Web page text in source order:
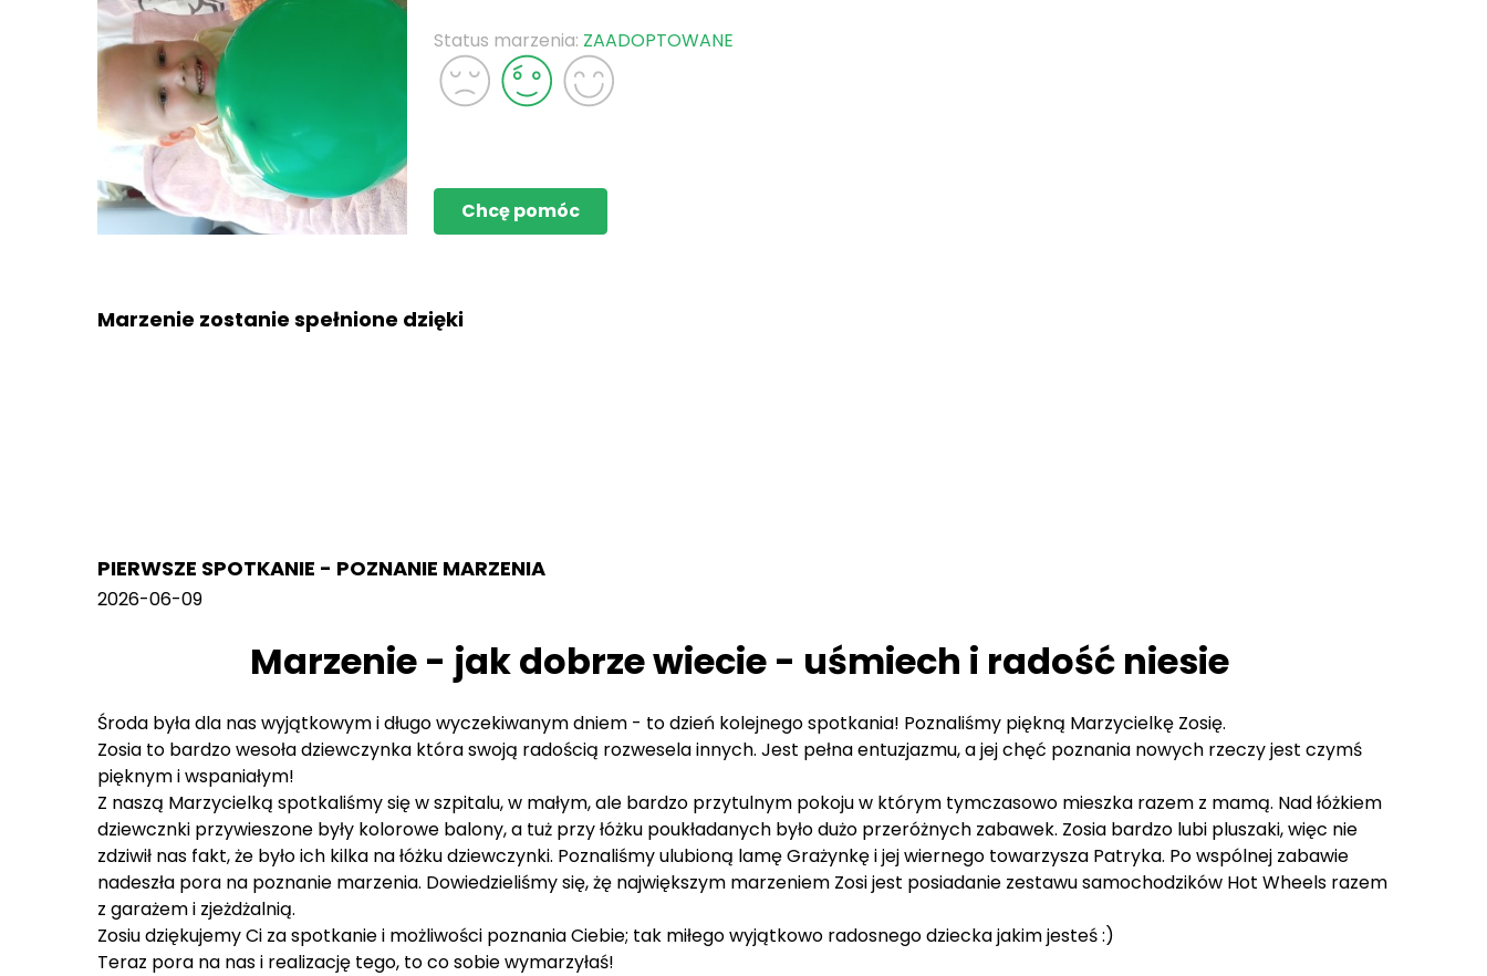
Status marzenia: ZAADOPTOWANE
Chcę pomóc
Marzenie zostanie spełnione dzięki
PIERWSZE SPOTKANIE - POZNANIE MARZENIA
2026-06-09
Marzenie - jak dobrze wiecie - uśmiech i radość niesie
Środa była dla nas wyjątkowym i długo wyczekiwanym dniem - to dzień kolejnego spotkania! Poznaliśmy piękną Marzycielkę Zosię.
Zosia to bardzo wesoła dziewczynka która swoją radością rozwesela innych. Jest pełna entuzjazmu, a jej chęć poznania nowych rzeczy jest czymś
pięknym i wspaniałym!
Z naszą Marzycielką spotkaliśmy się w szpitalu, w małym, ale bardzo przytulnym pokoju w którym tymczasowo mieszka razem z mamą. Nad łóżkiem
dziewcznki przywieszone były kolorowe balony, a tuż przy łóżku poukładanych było dużo przeróżnych zabawek. Zosia bardzo lubi pluszaki, więc nie
zdziwił nas fakt, że było ich kilka na łóżku dziewczynki. Poznaliśmy ulubioną lamę Grażynkę i jej wiernego towarzysza Patryka. Po wspólnej zabawie
nadeszła pora na poznanie marzenia. Dowiedzieliśmy się, żę największym marzeniem Zosi jest posiadanie zestawu samochodzików Hot Wheels razem
z garażem i zjeżdżalnią.
Zosiu dziękujemy Ci za spotkanie i możliwości poznania Ciebie; tak miłego wyjątkowo radosnego dziecka jakim jesteś :)
Teraz pora na nas i realizację tego, to co sobie wymarzyłaś!